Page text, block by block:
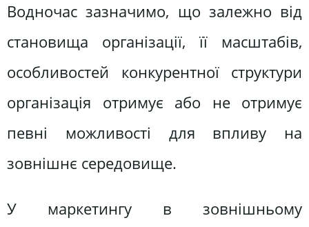
Водночас зазначимо, що залежно від
становища організації, її масштабів,
особливостей конкурентної структури
організація отримує або не отримує
певні можливості для впливу на
зовнішнє середовище.
У маркетингу в зовнішньому